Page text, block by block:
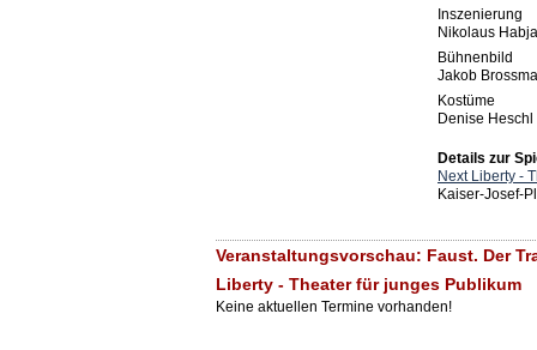
Inszenierung
Nikolaus
Bühnenbild
Jakob
Kostüme
Denise Heschl
Details zur
Next Liberty -
Kaiser-Josef-
Veranstaltungsvorschau: Faust. Der
Liberty - Theater für junges Publikum
Keine aktuellen Termine vorhanden!